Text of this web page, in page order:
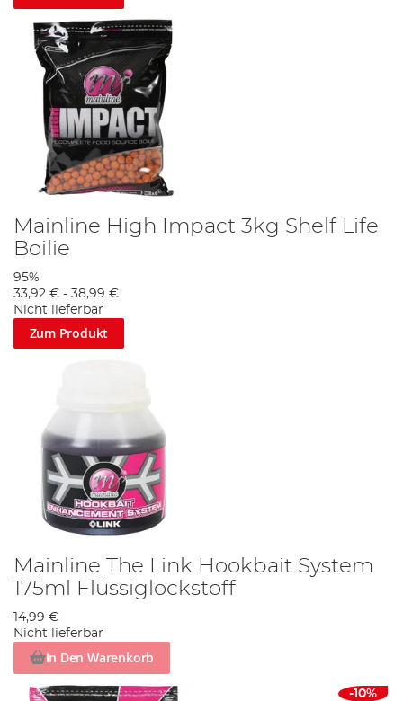
Mainline High Impact 3kg Shelf Life
Boilie
95%
33,92 € - 38,99 €
Nicht lieferbar
Zum Produkt
Mainline The Link Hookbait System
175ml Flüssiglockstoff
14,99 €
Nicht lieferbar
In Den Warenkorb
-10%